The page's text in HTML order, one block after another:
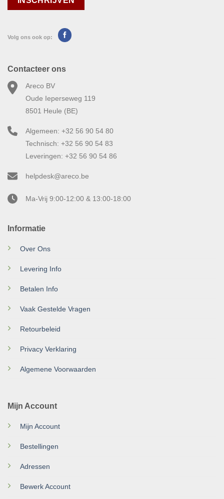
Volg ons ook op:
Informatie
Over Ons
Levering Info
Betalen Info
Vaak Gestelde Vragen
Retourbeleid
Privacy Verklaring
Algemene Voorwaarden
Mijn Account
Mijn Account
Bestellingen
Adressen
Bewerk Account
Contacteer ons
Areco BV
Oude Ieperseweg 119
8501 Heule (BE)
Algemeen: +32 56 90 54 80
Technisch: +32 56 90 54 83
Leveringen: +32 56 90 54 86
helpdesk@areco.be
Ma-Vrij 9:00-12:00 & 13:00-18:00